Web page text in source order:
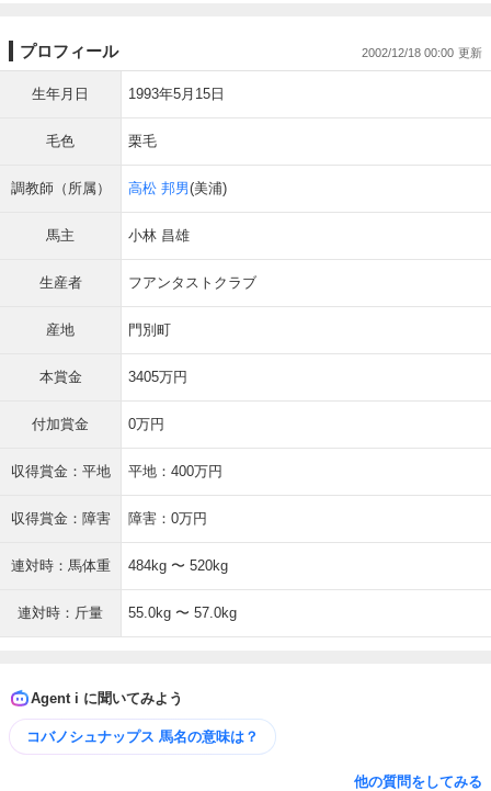
プロフィール 2002/12/18 00:00
生年月日 1993年5月15日
毛色 栗毛
調教師（所属） 高松 邦男(美浦)
馬主 小林 昌雄
生産者 フアンタストクラブ
産地 門別町
本賞金 3405万円
付加賞金 0万円
収得賞金：平地 平地：400万円
収得賞金：障害 障害：0万円
連対時：馬体重 484kg 〜 520kg
連対時：斤量 55.0kg 〜 57.0kg
Agent i に聞いてみよう
コバノシュナップス 馬名の意味は？
他の質問をしてみる